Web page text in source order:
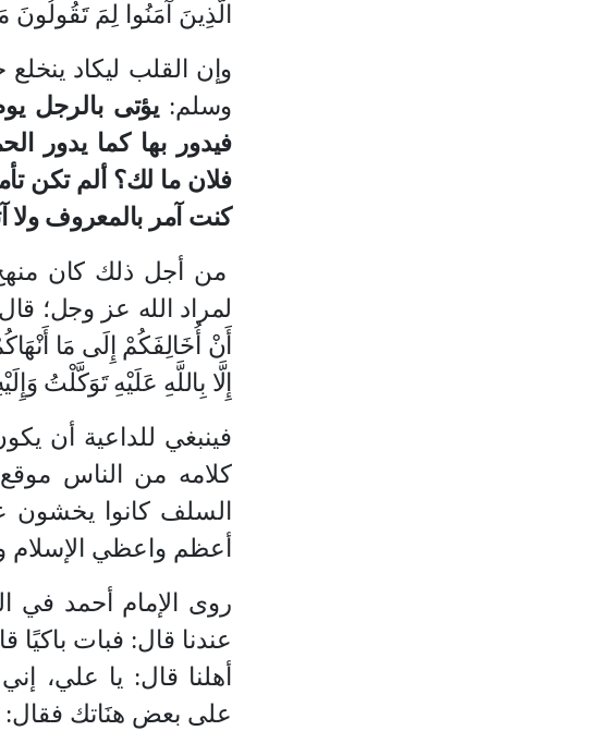
الَّذِينَ آمَنُوا لِمَ تَقُولُونَ
وإن القلب ليكاد
وسلم:يؤتى بالرجل
فيدور بها كما يدور
فلان ما لك؟ ألم تكن
كنت آمر بالمعروف ولا
من أجل ذلك كان منهج
لمراد الله عز وجل؛
أَنْ أُخَالِفَكُمْ إِلَى مَا
إِلَّا بِاللَّهِ عَلَيْهِ تَوَكَّلْتُ
فينبغي للداعية أن
كلامه من الناس
السلف كانوا يخشون
أعظم واعظي الإسلام
روى الإمام أحمد في
عندنا قال: فبات باكيًا
أهلنا قال: يا علي،
على بعض هنَاتك